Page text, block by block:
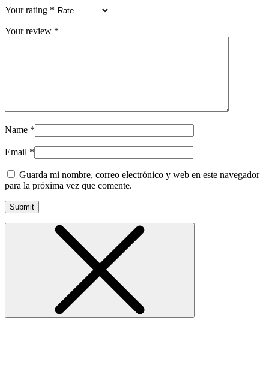
Your rating *
Your review *
Name *
Email *
Guarda mi nombre, correo electrónico y web en este navegador
para la próxima vez que comente.